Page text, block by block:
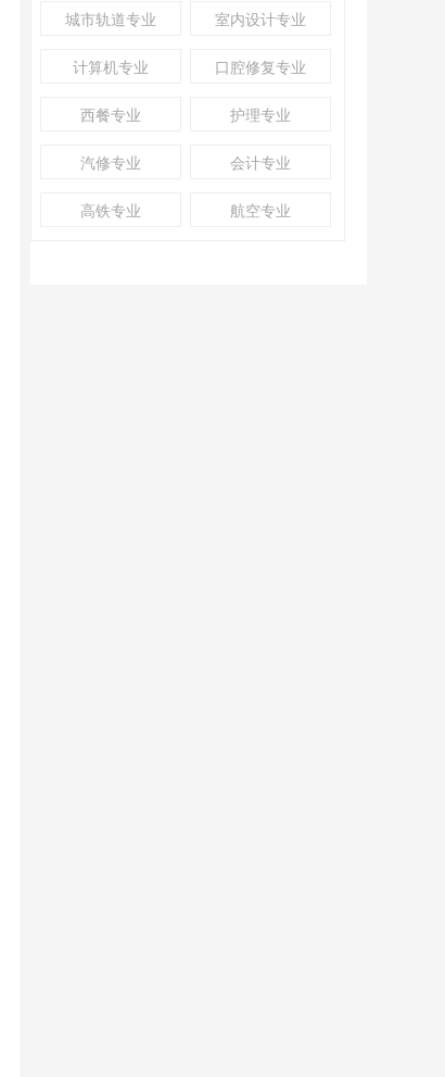
城市轨道专业 室内设计专业
计算机专业 口腔修复专业
西餐专业 护理专业
汽修专业 会计专业
高铁专业 航空专业